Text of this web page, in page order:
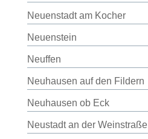
Neuenstadt am Kocher
Neuenstein
Neuffen
Neuhausen auf den Fildern
Neuhausen ob Eck
Neustadt an der Weinstraße